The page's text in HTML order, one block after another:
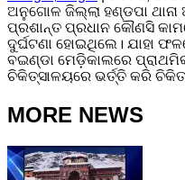
ଅନୁଗୋଳ ଜିଲ୍ଲା ହଣ୍ଡପା ଥାନା
ପ୍ରଶାନ୍ତ ପ୍ରଧାନ କୌଣସି
ଦୁର୍ଘଟଣା ହୋଇଥିଲେ। ଯାହା
ବଇଣ୍ଡା ମେଡ଼ିକାଲରେ
ଚିକିତ୍ସାଳୟରେ ଭର୍ତ୍ତି କରି
MORE NEWS